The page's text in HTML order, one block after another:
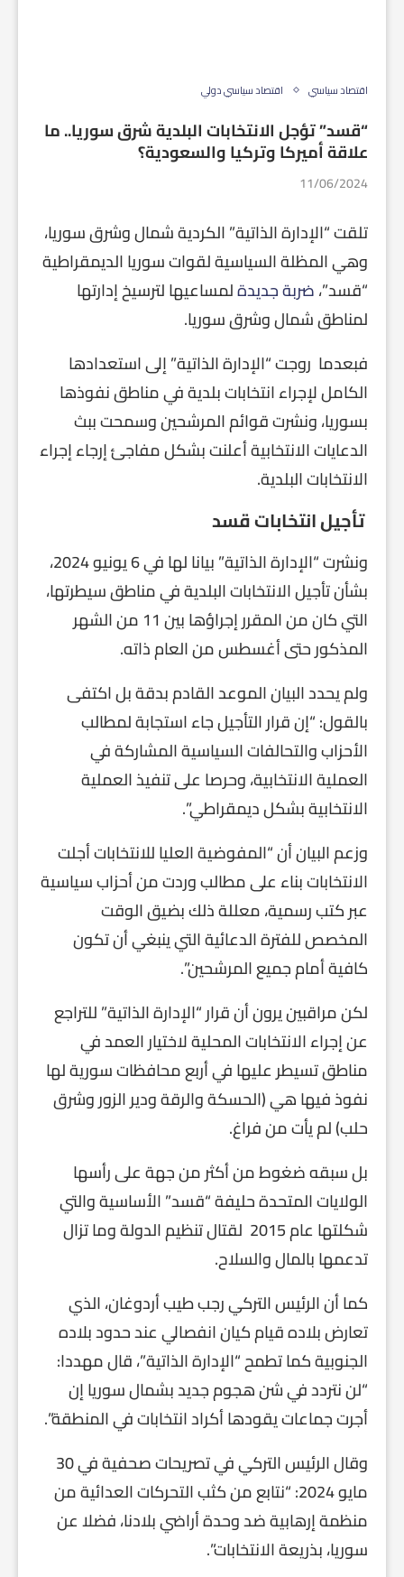
اقتصاد سياسي اقتصاد سياسي دولي
“قسد” تؤجل الانتخابات البلدية شرق سوريا.. ما
علاقة أميركا وتركيا والسعودية؟
11/06/2024
تلقت “الإدارة الذاتية” الكردية شمال وشرق سوريا،
وهي المظلة السياسية لقوات سوريا الديمقراطية
“قسد”،ضربة جديدةلمساعيها لترسيخ إدارتها
لمناطق شمال وشرق سوريا.
فبعدما روجت “الإدارة الذاتية” إلى استعدادها
الكامل لإجراء انتخابات بلدية في مناطق نفوذها
بسوريا، ونشرت قوائم المرشحين وسمحت ببث
الدعايات الانتخابية أعلنت بشكل مفاجئ إرجاء إجراء
الانتخابات البلدية.
تأجيل انتخابات قسد
ونشرت “الإدارة الذاتية” بيانا لها في 6 يونيو 2024،
بشأن تأجيل الانتخابات البلدية في مناطق سيطرتها،
التي كان من المقرر إجراؤها بين 11 من الشهر
المذكور حتى أغسطس من العام ذاته.
ولم يحدد البيان الموعد القادم بدقة بل اكتفى
بالقول: “إن قرار التأجيل جاء استجابة لمطالب
الأحزاب والتحالفات السياسية المشاركة في
العملية الانتخابية، وحرصا على تنفيذ العملية
الانتخابية بشكل ديمقراطي”.
وزعم البيان أن “المفوضية العليا للانتخابات أجلت
الانتخابات بناء على مطالب وردت من أحزاب سياسية
عبر كتب رسمية، معللة ذلك بضيق الوقت
المخصص للفترة الدعائية التي ينبغي أن تكون
كافية أمام جميع المرشحين”.
لكن مراقبين يرون أن قرار “الإدارة الذاتية” للتراجع
عن إجراء الانتخابات المحلية لاختيار العمد في
مناطق تسيطر عليها في أربع محافظات سورية لها
نفوذ فيها هي (الحسكة والرقة ودير الزور وشرق
حلب) لم يأت من فراغ.
بل سبقه ضغوط من أكثر من جهة على رأسها
الولايات المتحدة حليفة “قسد” الأساسية والتي
شكلتها عام 2015 لقتال تنظيم الدولة وما تزال
تدعمها بالمال والسلاح.
كما أن الرئيس التركي رجب طيب أردوغان، الذي
تعارض بلاده قيام كيان انفصالي عند حدود بلاده
الجنوبية كما تطمح “الإدارة الذاتية”، قال مهددا:
“لن نتردد في شن هجوم جديد بشمال سوريا إن
أجرت جماعات يقودها أكراد انتخابات في المنطقة”.
وقال الرئيس التركي في تصريحات صحفية في 30
مايو 2024: “نتابع من كثب التحركات العدائية من
منظمة إرهابية ضد وحدة أراضي بلادنا، فضلا عن
سوريا، بذريعة الانتخابات”.